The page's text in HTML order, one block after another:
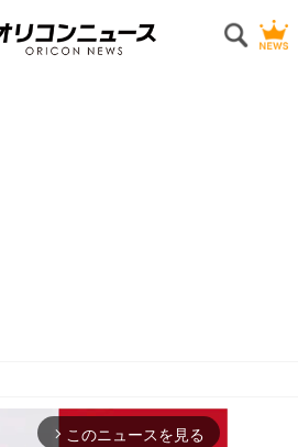
arrow_forward_ios このニュースを見る